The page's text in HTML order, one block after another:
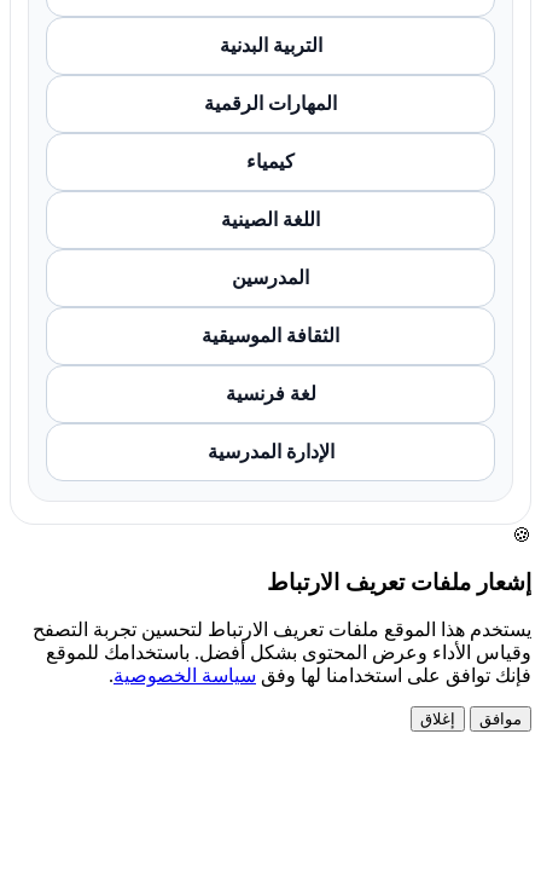
التربية البدنية
المهارات الرقمية
كيمياء
اللغة الصينية
المدرسين
الثقافة الموسيقية
لغة فرنسية
الإدارة المدرسية
🍪
إشعار ملفات تعريف الارتباط
يستخدم هذا الموقع ملفات تعريف الارتباط لتحسين تجربة التصفح
وقياس الأداء وعرض المحتوى بشكل أفضل. باستخدامك للموقع
فإنك توافق على استخدامنا لها وفق سياسة الخصوصية.
موافق إغلاق